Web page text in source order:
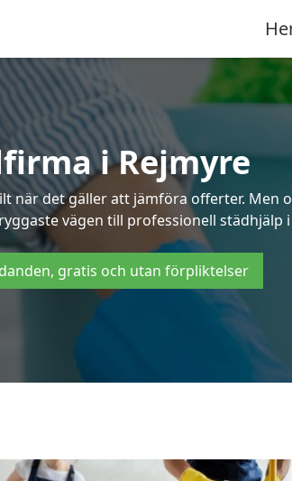
i Rejmyre
när det gäller att jämföra offerter.
vägen till professionell städhjälp i
gratis och utan förpliktelser